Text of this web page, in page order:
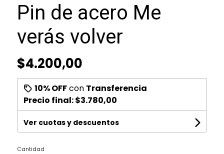
Pin de acero Me
verás volver
$4.200,00
10% OFFcon Transferencia
Precio final:$3.780,00
Ver cuotas y descuentos
Cantidad